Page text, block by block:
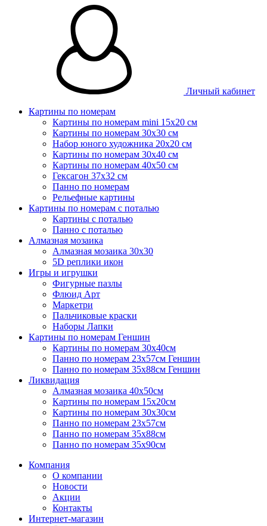
Личный кабинет
Картины по номерам
Картины по номерам mini 15х20 см
Картины по номерам 30x30 см
Набор юного художника 20х20 см
Картины по номерам 30х40 см
Картины по номерам 40х50 см
Гексагон 37х32 см
Панно по номерам
Рельефные картины
Картины по номерам с поталью
Картины с поталью
Панно с поталью
Алмазная мозаика
Алмазная мозаика 30х30
5D реплики икон
Игры и игрушки
Фигурные пазлы
Флюид Арт
Маркетри
Пальчиковые краски
Наборы Лапки
Картины по номерам Геншин
Картины по номерам 30х40см
Панно по номерам 23х57см Геншин
Панно по номерам 35х88см Геншин
Ликвидация
Алмазная мозаика 40х50см
Картины по номерам 15х20см
Картины по номерам 30х30см
Панно по номерам 23х57см
Панно по номерам 35х88см
Панно по номерам 35х90см
Компания
О компании
Новости
Акции
Контакты
Интернет-магазин